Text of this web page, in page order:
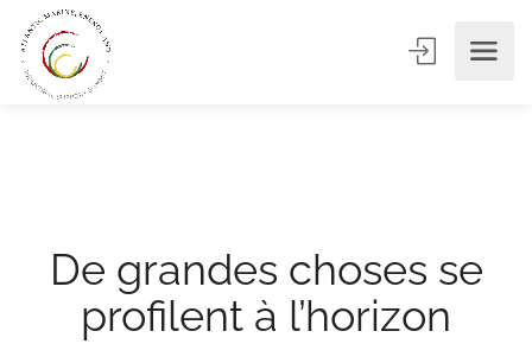
De grandes choses se
profilent à l’horizon